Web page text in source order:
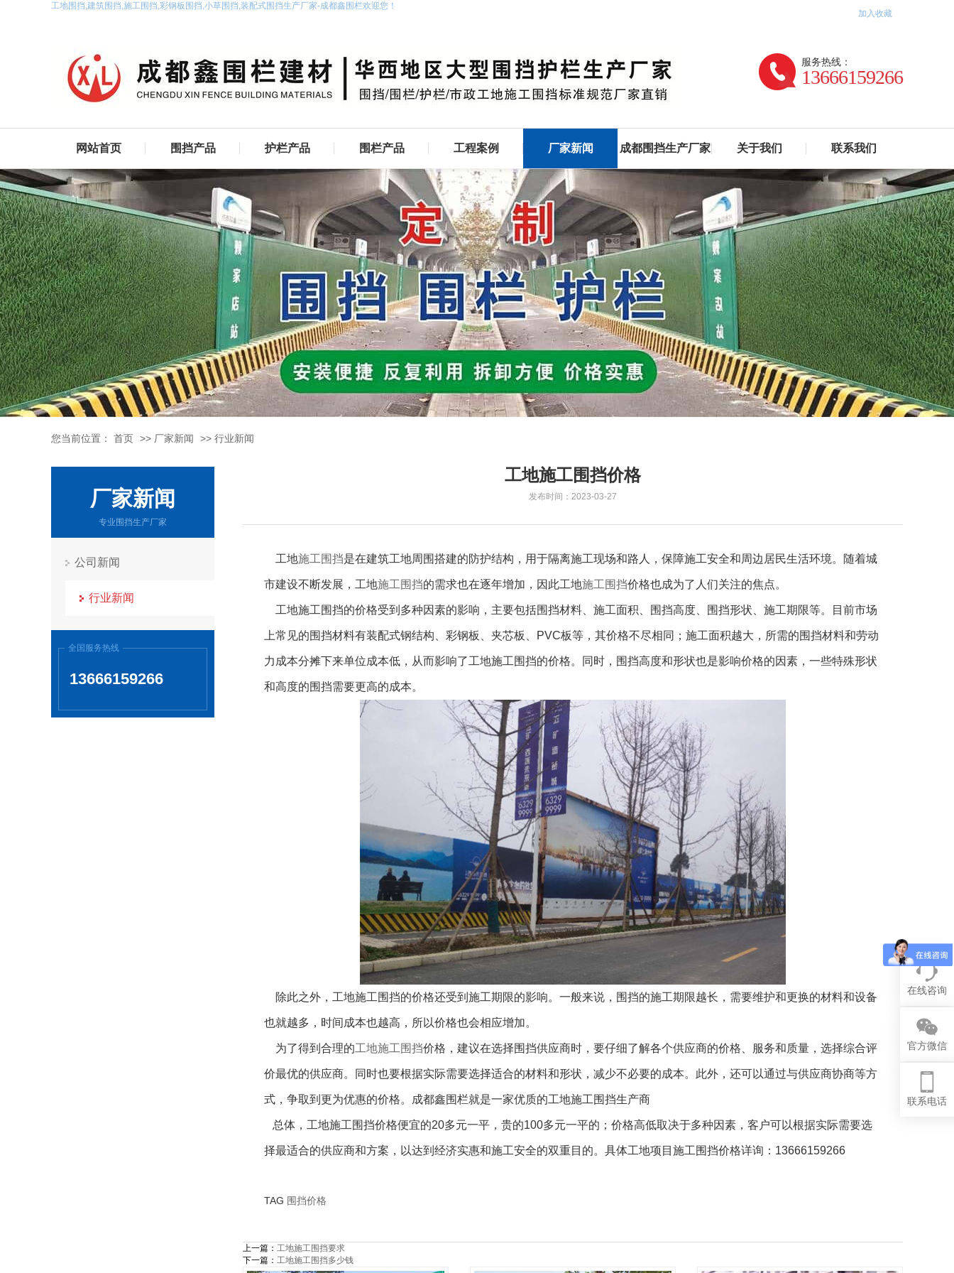
工地围挡,建筑围挡,施工围挡,彩钢板围挡,小草围挡,装配式围挡生产厂家-成都鑫围栏欢迎您！
加入收藏
服务热线：
13666159266
网站首页 围挡产品 护栏产品 围栏产品 工程案例 厂家新闻 成都围挡生产厂家 关于我们 联系我们
您当前位置： 首页 >> 厂家新闻 >> 行业新闻
厂家新闻
专业围挡生产厂家
公司新闻
行业新闻
全国服务热线
13666159266
工地施工围挡价格
发布时间：2023-03-27
工地施工围挡是在建筑工地周围搭建的防护结构，用于隔离施工现场和路人，保障施工安全和周边居民生活环境。随着城
市建设不断发展，工地施工围挡的需求也在逐年增加，因此工地施工围挡价格也成为了人们关注的焦点。
工地施工围挡的价格受到多种因素的影响，主要包括围挡材料、施工面积、围挡高度、围挡形状、施工期限等。目前市场
上常见的围挡材料有装配式钢结构、彩钢板、夹芯板、PVC板等，其价格不尽相同；施工面积越大，所需的围挡材料和劳动
力成本分摊下来单位成本低，从而影响了工地施工围挡的价格。同时，围挡高度和形状也是影响价格的因素，一些特殊形状
和高度的围挡需要更高的成本。
除此之外，工地施工围挡的价格还受到施工期限的影响。一般来说，围挡的施工期限越长，需要维护和更换的材料和设备
也就越多，时间成本也越高，所以价格也会相应增加。
为了得到合理的工地施工围挡价格，建议在选择围挡供应商时，要仔细了解各个供应商的价格、服务和质量，选择综合评
价最优的供应商。同时也要根据实际需要选择适合的材料和形状，减少不必要的成本。此外，还可以通过与供应商协商等方
式，争取到更为优惠的价格。成都鑫围栏就是一家优质的工地施工围挡生产商
总体，工地施工围挡价格便宜的20多元一平，贵的100多元一平的；价格高低取决于多种因素，客户可以根据实际需要选
择最适合的供应商和方案，以达到经济实惠和施工安全的双重目的。具体工地项目施工围挡价格详询：13666159266
TAG 围挡价格
上一篇： 工地施工围挡要求
下一篇： 工地施工围挡多少钱
在线咨询
官方微信
联系电话